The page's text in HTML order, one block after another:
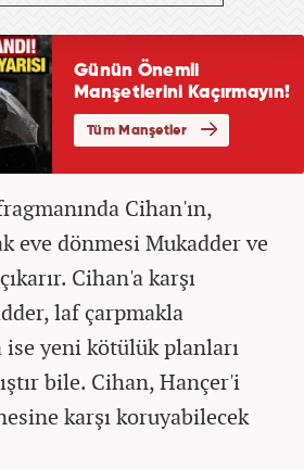
Cihan'ın,
eve dönmesi Mukadder ve
Cihan'a karşı
laf çarpmakla
yeni kötülük planları
bile. Cihan, Hançer'i
karşı koruyabilecek